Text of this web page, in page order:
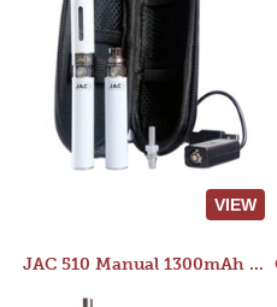
VIEW
JAC 510 Manual 1300mAh Starter Kit